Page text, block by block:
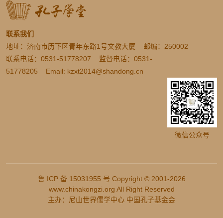
联系我们
地址：济南市历下区青年东路1号文教大厦 邮编：250002
联系电话：0531-51778207 监督电话：0531-
51778205 Email: kzxt2014@shandong.cn
微信公众号
鲁 ICP 备 15031955 号 Copyright © 2001-2026
www.chinakongzi.org All Right Reserved
主办：尼山世界儒学中心 中国孔子基金会